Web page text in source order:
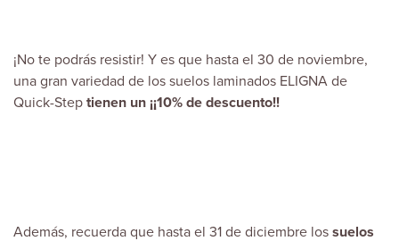
¡No te podrás resistir! Y es que hasta el 30 de noviembre,
una gran variedad de los suelos laminados ELIGNA de
Quick-Step tienen un ¡¡10% de descuento!!
Además, recuerda que hasta el 31 de diciembre los suelos